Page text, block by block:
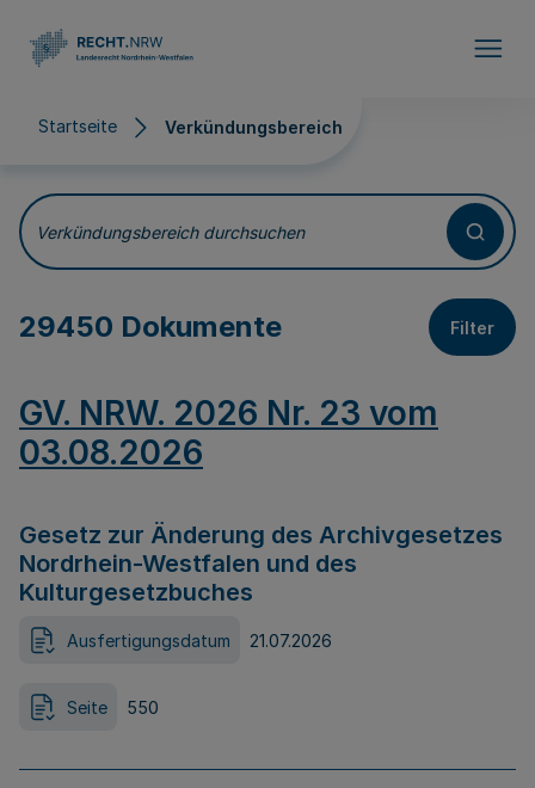
Startseite Verkündungsbereich
Verkündungsbereich
Verkündungsbereich durchsuchen
29450 Dokumente Filter
GV. NRW. 2026 Nr. 23 vom
03.08.2026
Gesetz zur Änderung des Archivgesetzes
Nordrhein-Westfalen und des
Kulturgesetzbuches
Ausfertigungsdatum 21.07.2026
Seite 550